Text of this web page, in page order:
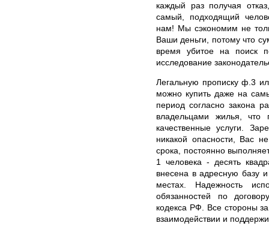
каждый раз получая
самый, подходящий
нам! Мы сэкономим не
Ваши деньги, потому что
время убитое на поиск
исследование
Легальную прописку ф.3
можно купить даже на
период согласно закона
владельцами жилья, что
качественные услуги.
никакой опасности, Вас
срока, постоянно
1 человека - десять
внесена в адресную базу
местах. Надежность
обязанностей по
кодекса РФ. Все стороны
взаимодействии и